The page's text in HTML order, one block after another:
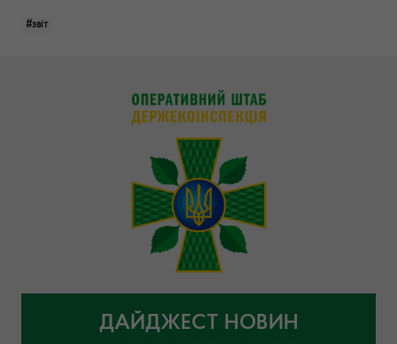
#звіт
ДАЙДЖЕСТ НОВИН